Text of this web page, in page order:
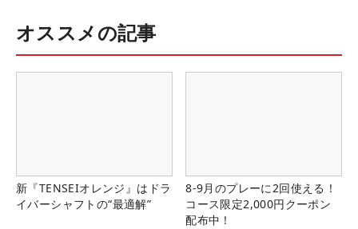
オススメの記事
新『TENSEIオレンジ』はドラ
イバーシャフトの“最適解”
8-9月のプレーに2回使える！
コース限定2,000円クーポン
配布中！